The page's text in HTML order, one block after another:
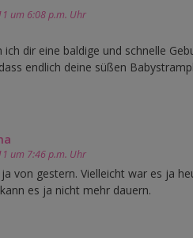
um 6:08 p.m. Uhr
ich dir eine baldige und schnelle
endlich deine süßen
um 7:46 p.m. Uhr
von gestern. Vielleicht war es ja
es ja nicht mehr dauern.